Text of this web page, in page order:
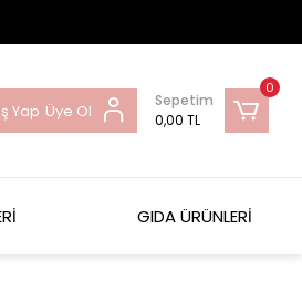
Yap Üye Ol
0
Sepetim
0,00 TL
GIDA ÜRÜNLERİ